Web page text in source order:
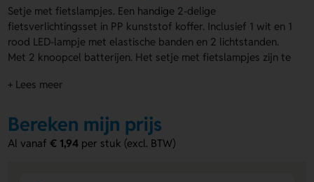
Setje met fietslampjes. Een handige 2-delige
fietsverlichtingsset in PP kunststof koffer. Inclusief 1 wit en 1
rood LED-lampje met elastische banden en 2 lichtstanden.
Met 2 knoopcel batterijen. Het setje met fietslampjes zijn te
zichtbaarheid van je logo!
fietslampjes laten bedrukken
assortiment!
+ Lees meer
Bereken mijn prijs
Al vanaf€ 1,94 per stuk (excl. BTW)